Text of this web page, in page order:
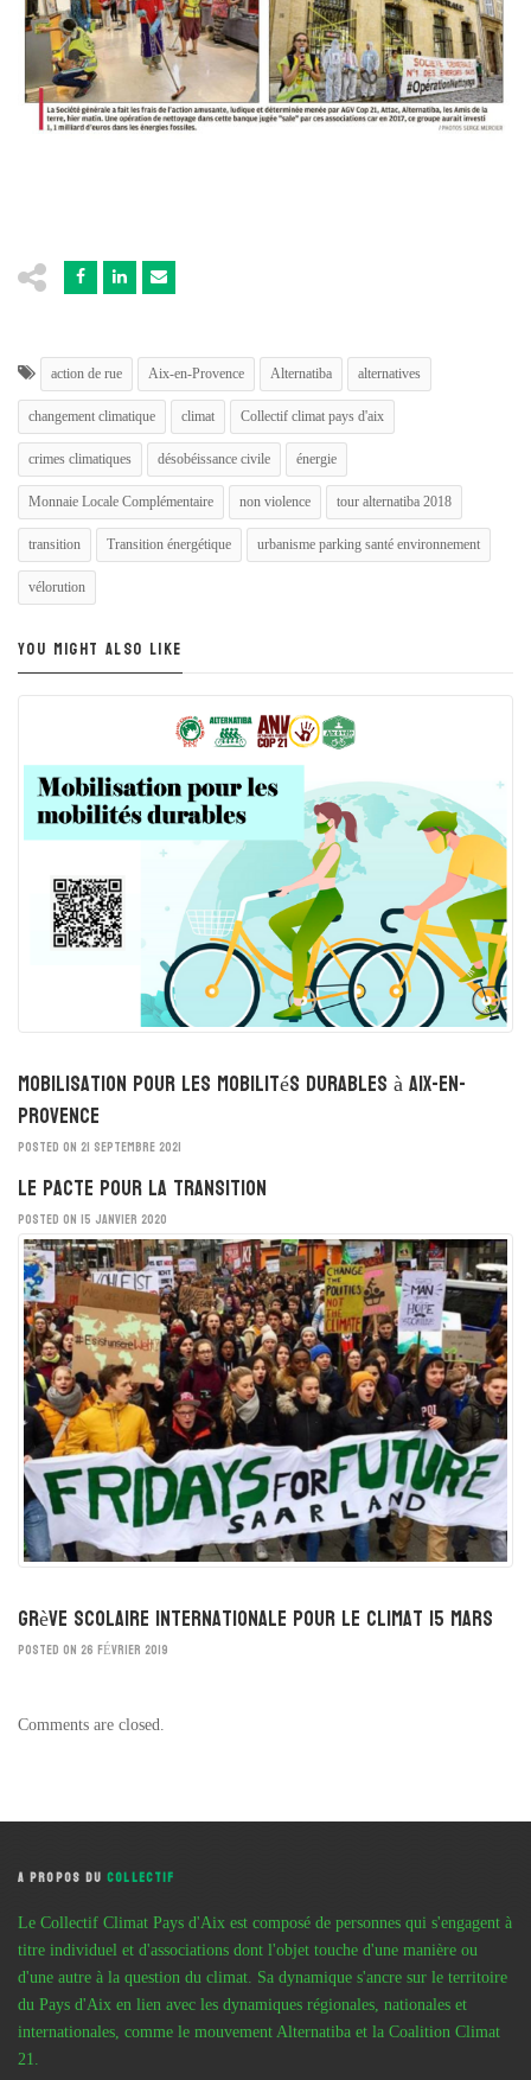
action de rue Aix-en-Provence Alternatiba alternatives
changement climatique climat Collectif climat pays d'aix
crimes climatiques désobéissance civile énergie
Monnaie Locale Complémentaire non violence tour alternatiba 2018
transition Transition énergétique urbanisme parking santé environnement
vélorution
YOU MIGHT ALSO LIKE
Mobilisation pour les mobilités durables à Aix-en-
Provence
POSTED ON 21 SEPTEMBRE 2021
Le Pacte pour la Transition
POSTED ON 15 JANVIER 2020
Grève scolaire internationale pour le climat 15 mars
POSTED ON 26 FÉVRIER 2019
Comments are closed.
A PROPOS DUCOLLECTIF
Le Collectif Climat Pays d'Aix est composé de personnes qui s'engagent à
titre individuel et d'associations dont l'objet touche d'une manière ou
d'une autre à la question du climat. Sa dynamique s'ancre sur le territoire
du Pays d'Aix en lien avec les dynamiques régionales, nationales et
internationales, comme le mouvement Alternatiba et la Coalition Climat
21.